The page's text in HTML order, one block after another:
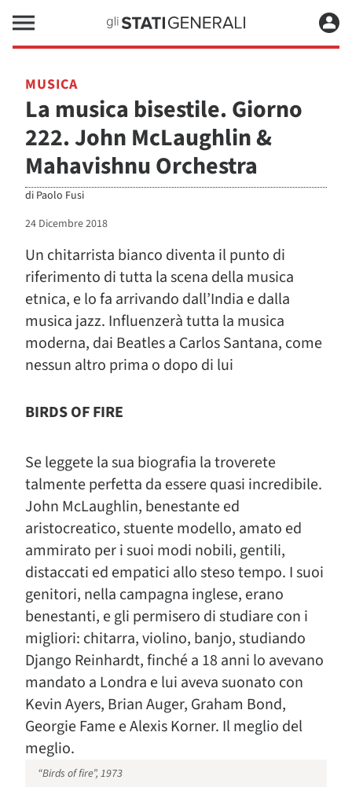
MUSICA
La musica bisestile. Giorno
222. John McLaughlin &
Mahavishnu Orchestra
di Paolo Fusi
24 Dicembre 2018
Un chitarrista bianco diventa il punto di
riferimento di tutta la scena della musica
etnica, e lo fa arrivando dall’India e dalla
musica jazz. Influenzerà tutta la musica
moderna, dai Beatles a Carlos Santana, come
nessun altro prima o dopo di lui
BIRDS OF FIRE
Se leggete la sua biografia la troverete
talmente perfetta da essere quasi incredibile.
John McLaughlin, benestante ed
aristocreatico, stuente modello, amato ed
ammirato per i suoi modi nobili, gentili,
distaccati ed empatici allo steso tempo. I suoi
genitori, nella campagna inglese, erano
benestanti, e gli permisero di studiare con i
migliori: chitarra, violino, banjo, studiando
Django Reinhardt, finché a 18 anni lo avevano
mandato a Londra e lui aveva suonato con
Kevin Ayers, Brian Auger, Graham Bond,
Georgie Fame e Alexis Korner. Il meglio del
meglio.
“Birds of fire”, 1973